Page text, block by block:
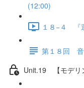
(12:00)
１８−４ 『
第１８回 音
Unit.19 【モデリ